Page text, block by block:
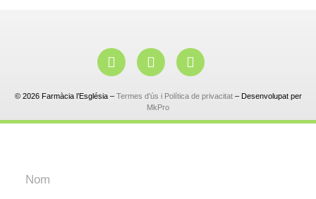
© 2026 Farmàcia l’Església – Termes d’ús i Política de privacitat– Desenvolupat per
MkPro
Nom